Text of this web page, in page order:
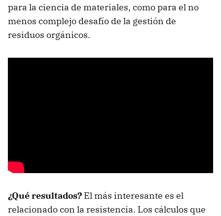
para la ciencia de materiales, como para el no
menos complejo desafío de la gestión de
residuos orgánicos.
¿Qué resultados? El más interesante es el
relacionado con la resistencia. Los cálculos que